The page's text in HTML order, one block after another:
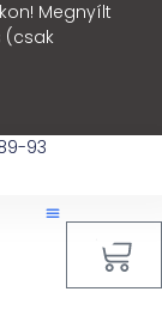
Megnyílt
(csak
93